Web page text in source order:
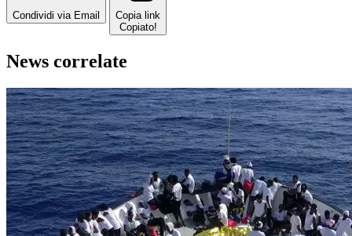
Condividi via Email
Copia link
Copiato!
News correlate